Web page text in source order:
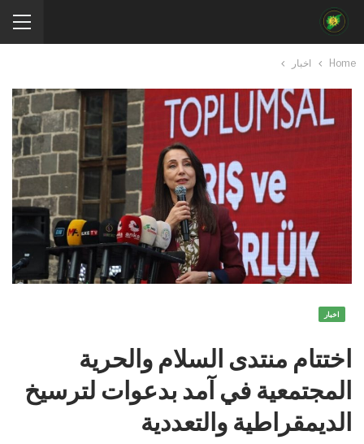
Home اخبار
اخبار
اختتام منتدى السلام والحرية
المجتمعية في آمد بدعوات لترسيخ
الديمقراطية والتعددية